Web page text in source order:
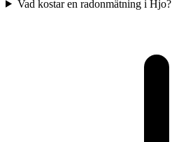
Vad kostar en radonmätning i Hjo?